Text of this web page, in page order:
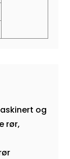
og
rør,